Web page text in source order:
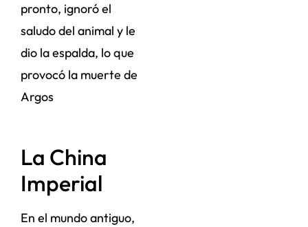
pronto, ignoró el
saludo del animal y le
dio la espalda, lo que
provocó la muerte de
Argos
La China
Imperial
En el mundo antiguo,